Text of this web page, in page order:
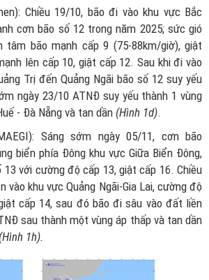
Chiều 19/10, bão đi vào khu vực Bắc
cơn bão số 12 trong năm 2025; sức gió
tâm bão mạnh cấp 9 (75-88km/giờ), giật
lên cấp 10, giật cấp 12. Sau khi đi vào
Trị đến Quảng Ngãi bão số 12 suy yếu
ngày 23/10 ATNĐ suy yếu thành 1 vùng
- Đà Nẵng và tan dần (Hình 1d).
Sáng sớm ngày 05/11, cơn bão
biển phía Đông khu vực Giữa Biển Đông,
với cường độ cấp 13, giật cấp 16. Chiều
vào khu vực Quảng Ngãi-Gia Lai, cường độ
cấp 14, sau đó bão đi sâu vào đất liền
sau thành một vùng áp thấp và tan dần
(Hình 1h).